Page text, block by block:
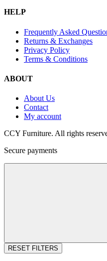
HELP
Frequently Asked
Returns & Exchanges
Privacy Policy
Terms & Conditions
ABOUT
About Us
Contact
My account
CCY Furniture. All rights
Secure payments
RESET FILTERS